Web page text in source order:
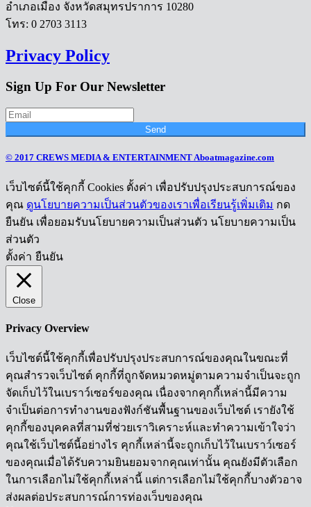
อำเภอเมือง จังหวัดสมุทรปราการ 10280
โทร: 0 2703 3113
Privacy Policy
Sign Up For Our Newsletter
Send
© 2017 CREWS MEDIA & ENTERTAINMENT Aboatmagazine.com
เว็บไซต์นี้ใช้คุกกี้ Cookies ตั้งค่า เพื่อปรับปรุงประสบการณ์ของ
คุณ ดูนโยบายความเป็นส่วนตัวของเราเพื่อเรียนรู้เพิ่มเติม กด
ยืนยัน เพื่อยอมรับนโยบายความเป็นส่วนตัว นโยบายความเป็น
ส่วนตัว
ตั้งค่า ยืนยัน
Close
Privacy Overview
เว็บไซต์นี้ใช้คุกกี้เพื่อปรับปรุงประสบการณ์ของคุณในขณะที่
คุณสำรวจเว็บไซต์ คุกกี้ที่ถูกจัดหมวดหมู่ตามความจำเป็นจะถูก
จัดเก็บไว้ในเบราว์เซอร์ของคุณ เนื่องจากคุกกี้เหล่านี้มีความ
จำเป็นต่อการทำงานของฟังก์ชันพื้นฐานของเว็บไซต์ เรายังใช้
คุกกี้ของบุคคลที่สามที่ช่วยเราวิเคราะห์และทำความเข้าใจว่า
คุณใช้เว็บไซต์นี้อย่างไร คุกกี้เหล่านี้จะถูกเก็บไว้ในเบราว์เซอร์
ของคุณเมื่อได้รับความยินยอมจากคุณเท่านั้น คุณยังมีตัวเลือก
ในการเลือกไม่ใช้คุกกี้เหล่านี้ แต่การเลือกไม่ใช้คุกกี้บางตัวอาจ
ส่งผลต่อประสบการณ์การท่องเว็บของคุณ